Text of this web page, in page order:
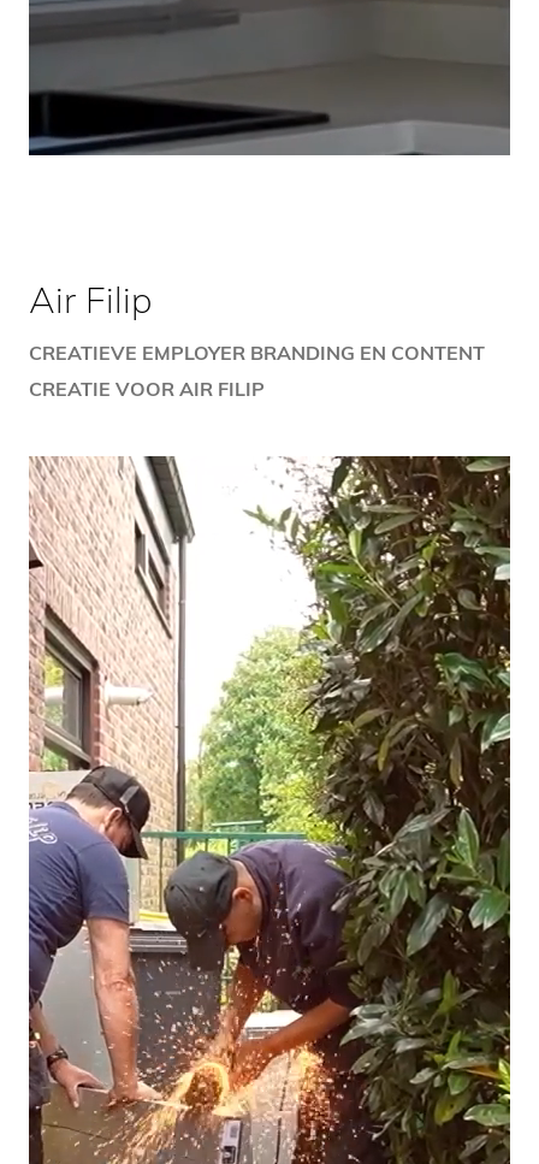
Air Filip
CREATIEVE EMPLOYER BRANDING EN CONTENT
CREATIE VOOR AIR FILIP